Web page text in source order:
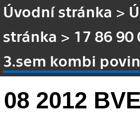
Úvodní stránka >
stránka > 17 86 90
3.sem kombi
08 2012